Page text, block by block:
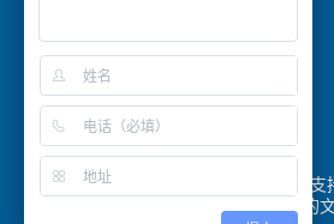
本网站全力
的